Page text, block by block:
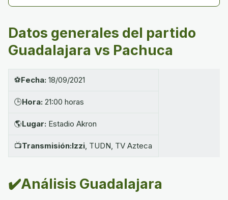
Datos generales del partido
Guadalajara vs Pachuca
⚽Fecha: 18/09/2021
🕒Hora: 21:00 horas
🌎Lugar: Estadio Akron
📺Transmisión:Izzi, TUDN, TV Azteca
✔️Análisis Guadalajara